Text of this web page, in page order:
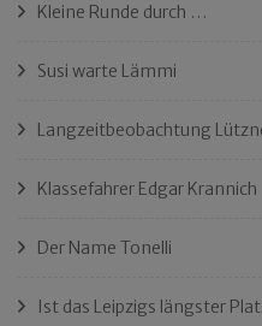
Kleine Runde durch …
Susi warte Lämmi
Langzeitbeobachtung
Klassefahrer Edgar Krannich
Der Name Tonelli
Ist das Leipzigs längster